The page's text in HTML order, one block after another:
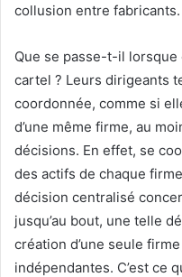
collusion entre fabricants.
Que se passe-t-il lorsque
cartel ? Leurs dirigeants
coordonnée, comme si
d’une même firme, au
décisions. En effet, se
des actifs de chaque
décision centralisé
jusqu’au bout, une telle
création d’une seule
indépendantes. C’est ce